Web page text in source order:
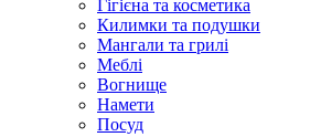
Гігієна та косметика
Килимки та подушки
Мангали та грилі
Меблі
Вогнище
Намети
Посуд